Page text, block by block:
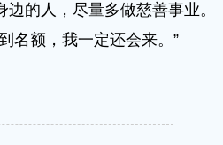
的人，尽量多做慈善事业。
名额，我一定还会来。”